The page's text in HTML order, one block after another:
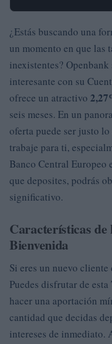
¿Estás buscando una
un momento en que las
inexistentes?
interesante con su
ofrece un atractivo
seis meses. En un
oferta puede ser justo
trabaje para ti,
Banco Central Europeo
que deposites, podrás
significativo.
Características
Bienvenida
Si eres un nuevo
Puedes disfrutar de esta
hacer una aportación
cantidad que decidas
intereses de inmediato.